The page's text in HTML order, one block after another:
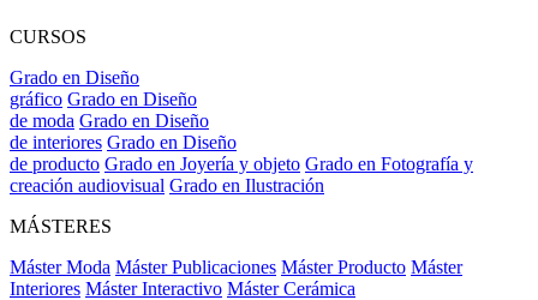
CURSOS
Grado en Diseño
gráfico Grado en Diseño
de moda Grado en Diseño
de interiores Grado en Diseño
de producto Grado en Joyería y objeto Grado en Fotografía y
creación audiovisual Grado en Ilustración
MÁSTERES
Máster Moda Máster Publicaciones Máster Producto Máster
Interiores Máster Interactivo Máster Cerámica